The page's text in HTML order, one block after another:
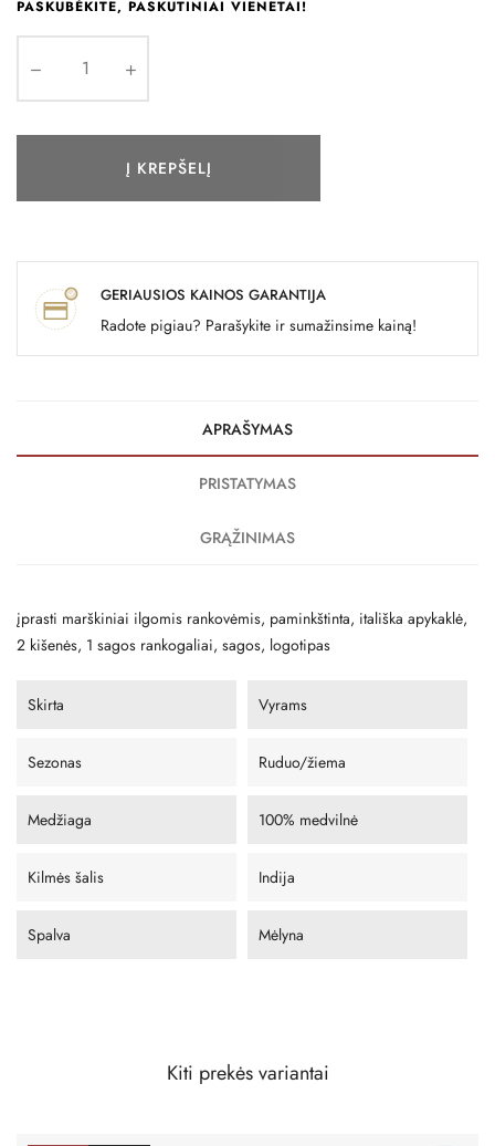
PASKUBĖKITE, PASKUTINIAI VIENETAI!
Į KREPŠELĮ
GERIAUSIOS KAINOS GARANTIJA
Radote pigiau? Parašykite ir sumažinsime kainą!
APRAŠYMAS
PRISTATYMAS
GRĄŽINIMAS
įprasti marškiniai ilgomis rankovėmis, paminkštinta, itališka apykaklė,
2 kišenės, 1 sagos rankogaliai, sagos, logotipas
Skirta Vyrams
Sezonas Ruduo/žiema
Medžiaga 100% medvilnė
Kilmės šalis Indija
Spalva Mėlyna
Kiti prekės variantai